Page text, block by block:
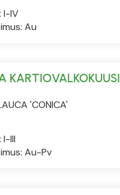
I-IV
Au
KARTIOVALKOKUUSI
'CONICA'
III
Au-Pv